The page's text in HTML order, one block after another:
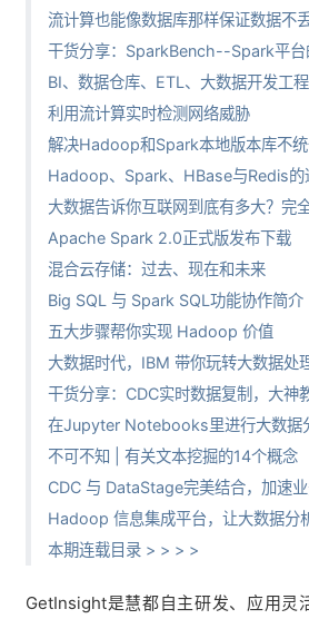
流计算也能像数据库那样保证数据不
干货分享：SparkBench--Spark平台
BI、数据仓库、ETL、大数据开发工
利用流计算实时检测网络威胁
解决Hadoop和Spark本地版本库不
Hadoop、Spark、HBase与Redis的
大数据告诉你互联网到底有多大？完
Apache Spark 2.0正式版发布下载
混合云存储：过去、现在和未来
Big SQL 与 Spark SQL功能协作简介
五大步骤帮你实现 Hadoop 价值
大数据时代，IBM 带你玩转大数据处
干货分享：CDC实时数据复制，大神
在Jupyter Notebooks里进行大数据
不可不知 | 有关文本挖掘的14个概念
CDC 与 DataStage完美结合，加速
Hadoop 信息集成平台，让大数据分
本期连载目录 > > > >
GetInsight是慧都自主研发、应用灵